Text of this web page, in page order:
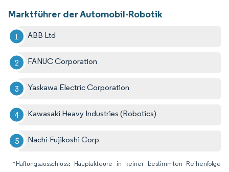
Marktführer der Automobil-Robotik
ABB Ltd
FANUC Corporation
Yaskawa Electric Corporation
Kawasaki Heavy Industries (Robotics)
Nachi-Fujikoshi Corp
*Haftungsausschluss: Hauptakteure in keiner bestimmten Reihenfolge